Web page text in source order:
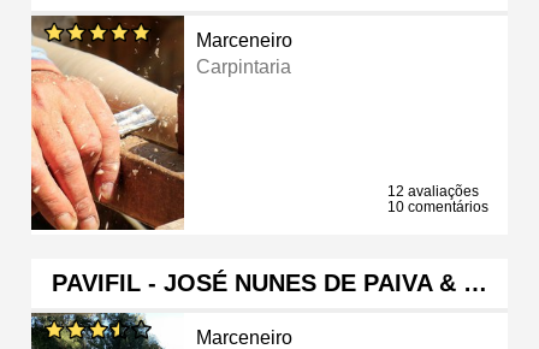
Marceneiro
Carpintaria
12 avaliações
10 comentários
PAVIFIL - JOSÉ NUNES DE PAIVA & …
Marceneiro